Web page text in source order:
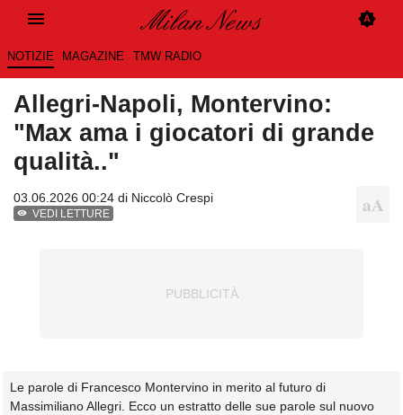
NOTIZIE MAGAZINE TMW RADIO
Allegri-Napoli, Montervino:
"Max ama i giocatori di grande
qualità.."
03.06.2026 00:24 di Niccolò Crespi
VEDI LETTURE
Le parole di Francesco Montervino in merito al futuro di
Massimiliano Allegri. Ecco un estratto delle sue parole sul nuovo